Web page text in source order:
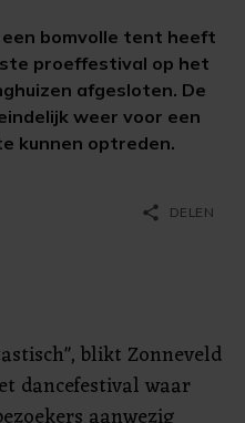
een bomvolle tent heeft
proeffestival op het
afgesloten. De
weer voor een
kunnen optreden.
share DELEN
blikt Zonneveld
dancefestival waar